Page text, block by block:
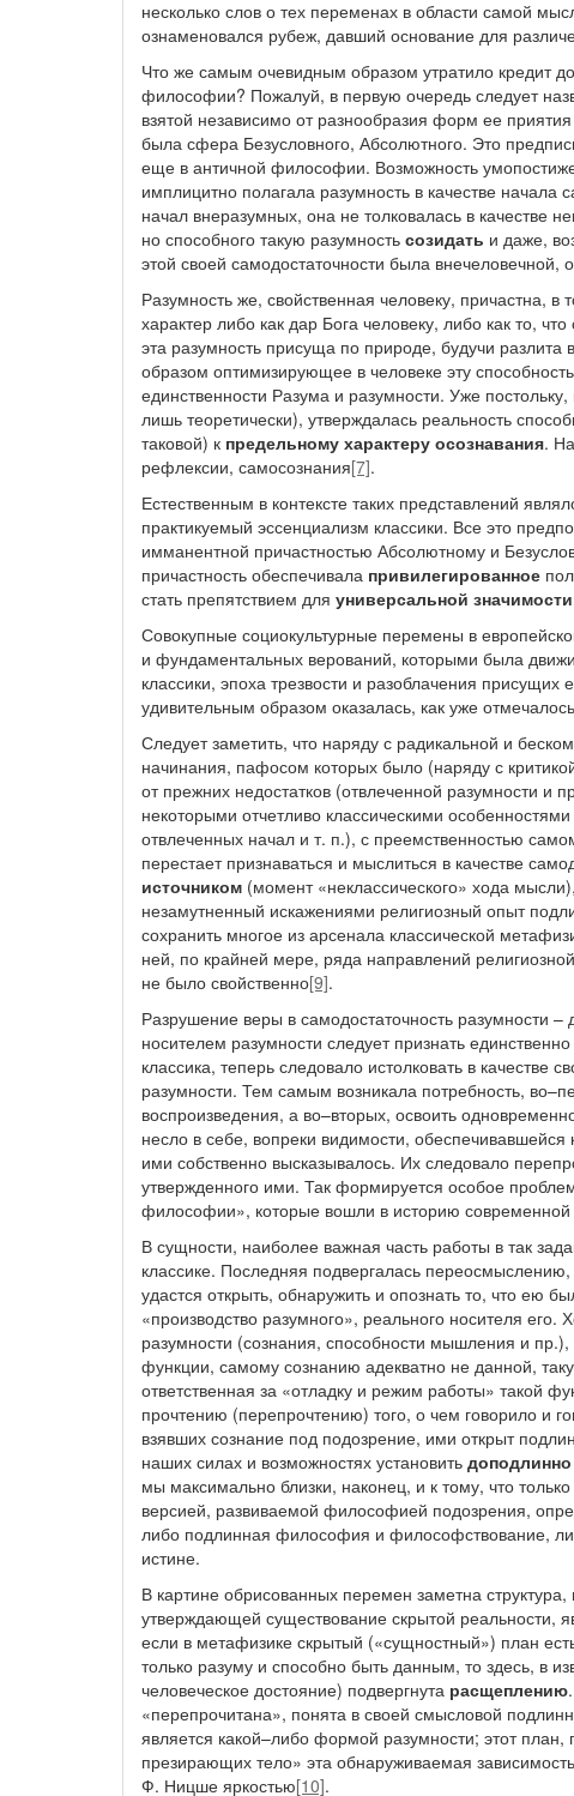
несколько слов о тех переменах в области самой
ознаменовался рубеж, давший основание для
Что же самым очевидным образом утратило кредит
философии? Пожалуй, в первую очередь следует
взятой независимо от разнообразия форм ее
была сфера Безусловного, Абсолютного. Это
еще в античной философии. Возможность
имплицитно полагала разумность в качестве
начал внеразумных, она не толковалась в качестве
но способного такую разумность созидать и даже,
этой своей самодостаточности была внечеловечной,
Разумность же, свойственная человеку, причастна,
характер либо как дар Бога человеку, либо как то,
эта разумность присуща по природе, будучи
образом оптимизирующее в человеке эту
единственности Разума и разумности. Уже
лишь теоретически), утверждалась реальность
таковой) к предельному характеру осознавания.
рефлексии, самосознания[7].
Естественным в контексте таких представлений
практикуемый эссенциализм классики. Все это
имманентной причастностью Абсолютному и
причастность обеспечивала привилегированное
стать препятствием для универсальной значимости
Совокупные социокультурные перемены в
и фундаментальных верований, которыми была
классики, эпоха трезвости и разоблачения
удивительным образом оказалась, как уже
Следует заметить, что наряду с радикальной и
начинания, пафосом которых было (наряду с
от прежних недостатков (отвлеченной разумности
некоторыми отчетливо классическими
отвлеченных начал и т. п.), с преемственностью
перестает признаваться и мыслиться в качестве
источником (момент «неклассического» хода
незамутненный искажениями религиозный опыт
сохранить многое из арсенала классической
ней, по крайней мере, ряда направлений
не было свойственно[9].
Разрушение веры в самодостаточность разумности
носителем разумности следует признать
классика, теперь следовало истолковать в
разумности. Тем самым возникала потребность,
воспроизведения, а во–вторых, освоить
несло в себе, вопреки видимости, обеспечивавшейся
ими собственно высказывалось. Их следовало
утвержденного ими. Так формируется особое
философии», которые вошли в историю
В сущности, наиболее важная часть работы в так
классике. Последняя подвергалась
удастся открыть, обнаружить и опознать то, что ею
«производство разумного», реального носителя
разумности (сознания, способности мышления и
функции, самому сознанию адекватно не данной,
ответственная за «отладку и режим работы» такой
прочтению (перепрочтению) того, о чем говорило и
взявших сознание под подозрение, ими открыт
наших силах и возможностях установить доподлинно
мы максимально близки, наконец, и к тому, что
версией, развиваемой философией подозрения,
либо подлинная философия и философствование,
истине.
В картине обрисованных перемен заметна
утверждающей существование скрытой реальности,
если в метафизике скрытый («сущностный») план
только разуму и способно быть данным, то здесь, в
человеческое достояние) подвергнута расщеплению
«перепрочитана», понята в своей смысловой
является какой–либо формой разумности; этот
презирающих тело» эта обнаруживаемая
Ф. Ницше яркостью[10].